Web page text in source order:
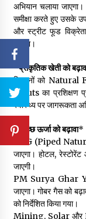
अभियान चलाया
समीक्षा करते हुए उसके
और स्ट्रीट फूड
जाएगा।
*प्राकृतिक खेती को
किसानों को
inputs का प्रशिक्षण
स्वास्थ्य पर जागरूकता
*स्वच्छ ऊर्जा को बढ़ावा*
PNG (Piped
जाएगा। होटल,
जाएगी।
PM Surya Ghar
जाएगा। गोबर गैस को
को निर्देशित किया गया।
Mining, Solar और